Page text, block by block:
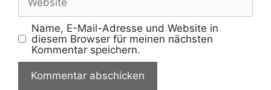
Name, E-Mail-Adresse und Website in
diesem Browser für meinen nächsten
Kommentar speichern.